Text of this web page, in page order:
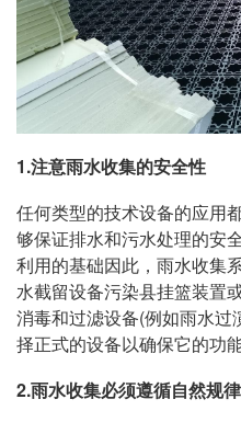
1.注意雨水收集的安全性
任何类型的技术设备的应用
够保证排水和污水处理的安
利用的基础因此，雨水收集
水截留设备污染县挂篮装置
消毒和过滤设备(例如雨水
择正式的设备以确保它的功
2.雨水收集必须遵循自然规律